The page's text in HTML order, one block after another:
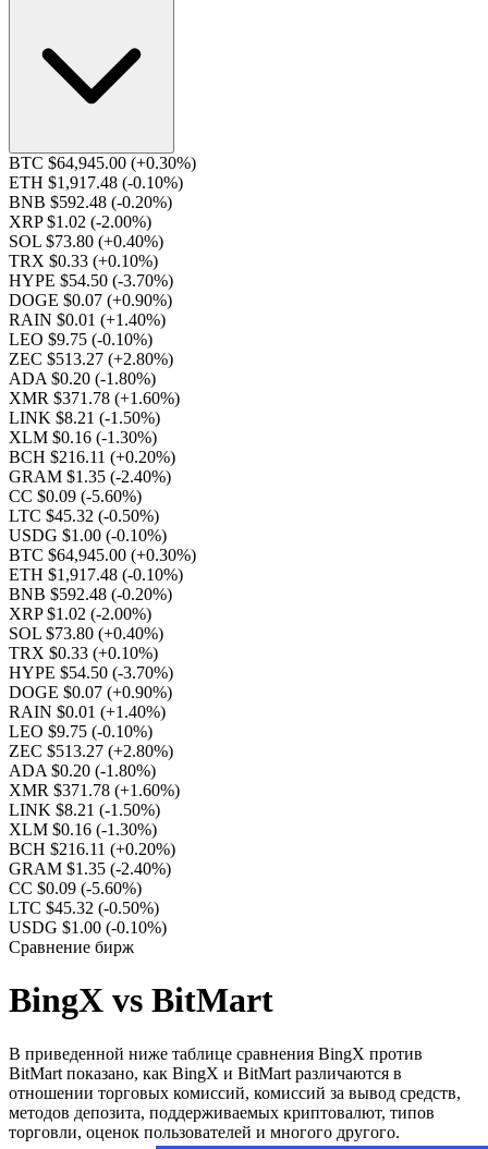
BTC $64,945.00 (+0.30%)
ETH $1,917.48 (-0.10%)
BNB $592.48 (-0.20%)
XRP $1.02 (-2.00%)
SOL $73.80 (+0.40%)
TRX $0.33 (+0.10%)
HYPE $54.50 (-3.70%)
DOGE $0.07 (+0.90%)
RAIN $0.01 (+1.40%)
LEO $9.75 (-0.10%)
ZEC $513.27 (+2.80%)
ADA $0.20 (-1.80%)
XMR $371.78 (+1.60%)
LINK $8.21 (-1.50%)
XLM $0.16 (-1.30%)
BCH $216.11 (+0.20%)
GRAM $1.35 (-2.40%)
CC $0.09 (-5.60%)
LTC $45.32 (-0.50%)
USDG $1.00 (-0.10%)
BTC $64,945.00 (+0.30%)
ETH $1,917.48 (-0.10%)
BNB $592.48 (-0.20%)
XRP $1.02 (-2.00%)
SOL $73.80 (+0.40%)
TRX $0.33 (+0.10%)
HYPE $54.50 (-3.70%)
DOGE $0.07 (+0.90%)
RAIN $0.01 (+1.40%)
LEO $9.75 (-0.10%)
ZEC $513.27 (+2.80%)
ADA $0.20 (-1.80%)
XMR $371.78 (+1.60%)
LINK $8.21 (-1.50%)
XLM $0.16 (-1.30%)
BCH $216.11 (+0.20%)
GRAM $1.35 (-2.40%)
CC $0.09 (-5.60%)
LTC $45.32 (-0.50%)
USDG $1.00 (-0.10%)
Сравнение бирж
BingX vs BitMart
В приведенной ниже таблице сравнения BingX против
BitMart показано, как BingX и BitMart различаются в
отношении торговых комиссий, комиссий за вывод средств,
методов депозита, поддерживаемых криптовалют, типов
торговли, оценок пользователей и многого другого.